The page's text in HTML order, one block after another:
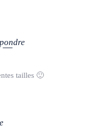
tailles 🙂